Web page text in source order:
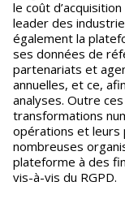
le coût
leader des
également la
ses données de
partenariats et
annuelles, et ce,
analyses. Outre
transformations
opérations et leurs
nombreuses
plateforme à des
vis-à-vis du RGPD.